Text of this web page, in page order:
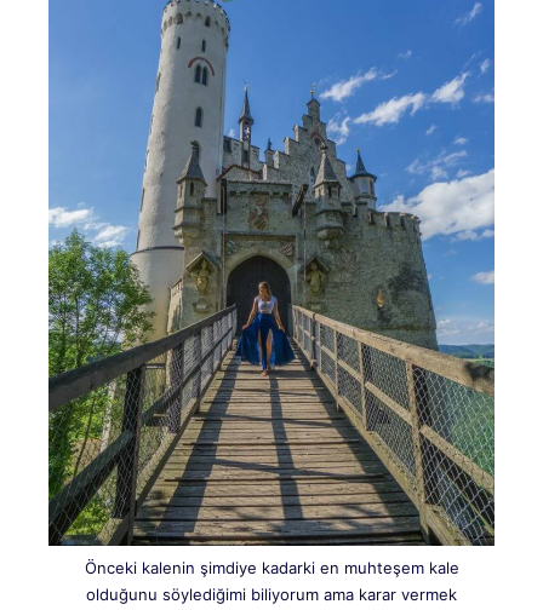
Önceki kalenin şimdiye kadarki en muhteşem kale
olduğunu söylediğimi biliyorum ama karar vermek